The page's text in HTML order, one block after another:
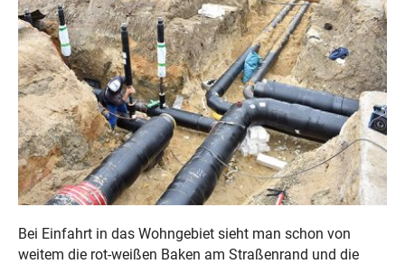
Bei Einfahrt in das Wohngebiet sieht man schon von
weitem die rot-weißen Baken am Straßenrand und die